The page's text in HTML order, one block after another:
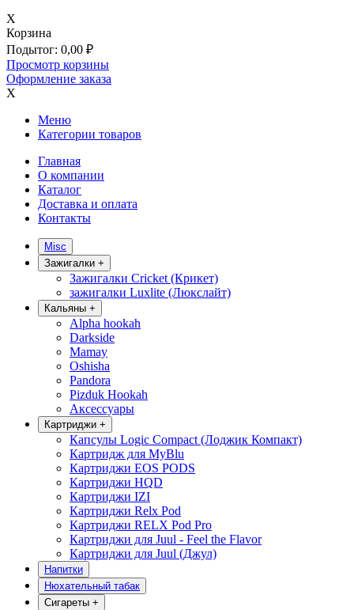
X
Корзина
Подытог: 0,00 ₽
Просмотр корзины
Оформление заказа
X
Меню
Категории товаров
Главная
О компании
Каталог
Доставка и оплата
Контакты
Misc
Зажигалки +
Зажигалки Cricket (Крикет)
зажигалки Luxlite (Люкслайт)
Кальяны +
Alpha hookah
Darkside
Mamay
Oshisha
Pandora
Pizduk Hookah
Аксессуары
Картриджи +
Капсулы Logic Compact (Лоджик Компакт)
Картридж для MyBlu
Картриджи EOS PODS
Картриджи HQD
Картриджи IZI
Картриджи Relx Pod
Картриджи RELX Pod Pro
Картриджи для Juul - Feel the Flavor
Картриджи для Juul (Джул)
Напитки
Нюхательный табак
Сигареты +